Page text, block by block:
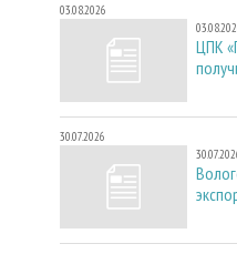
03.08.2026
ЦПК
30.07.2026